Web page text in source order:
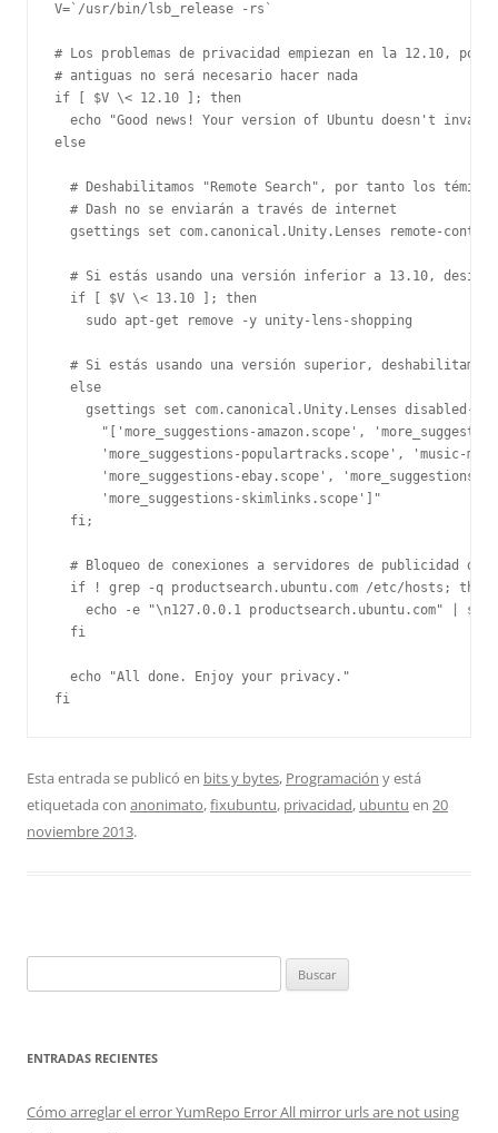
V=`/usr/bin/lsb_release -rs`
# Los problemas de privacidad empiezan en la 12.10,
# antiguas no será necesario hacer nada
if [ $V \< 12.10 ]; then
echo "Good news! Your version of Ubuntu doesn't invade
else
# Deshabilitamos "Remote Search", por tanto los
  # Dash no se enviarán a través de internet
gsettings set com.canonical.Unity.Lenses remote-
# Si estás usando una versión inferior a 13.10,
  if [ $V \< 13.10 ]; then
    sudo apt-get remove -y unity-lens-shopping
# Si estás usando una versión superior, deshabilitamos
  else
gsettings set com.canonical.Unity.Lenses disabled-
"['more_suggestions-amazon.scope',
'more_suggestions-populartracks.scope', 'music-
'more_suggestions-ebay.scope', 'more_suggestions-
      'more_suggestions-skimlinks.scope']"
  fi;
# Bloqueo de conexiones a servidores de publicidad de
  if ! grep -q productsearch.ubuntu.com /etc/hosts; then
echo -e "\n127.0.0.1 productsearch.ubuntu.com" |
  fi
  echo "All done. Enjoy your privacy."
fi
Esta entrada se publicó en bits y bytes, Programación y está
etiquetada con anonimato,fixubuntu, privacidad, ubuntu en 20
noviembre 2013.
ENTRADAS RECIENTES
Cómo arreglar el error YumRepo Error All mirror urls are not using